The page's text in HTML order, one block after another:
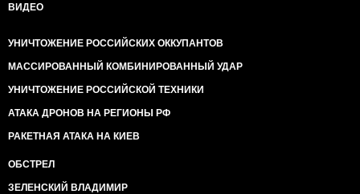
ВИДЕО
УНИЧТОЖЕНИЕ РОССИЙСКИХ ОККУПАНТОВ
МАССИРОВАННЫЙ КОМБИНИРОВАННЫЙ УДАР
УНИЧТОЖЕНИЕ РОССИЙСКОЙ ТЕХНИКИ
АТАКА ДРОНОВ НА РЕГИОНЫ РФ
РАКЕТНАЯ АТАКА НА КИЕВ
ОБСТРЕЛ
ЗЕЛЕНСКИЙ ВЛАДИМИР